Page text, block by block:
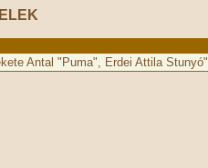
Antal "Puma", Erdei Attila Stunyó"